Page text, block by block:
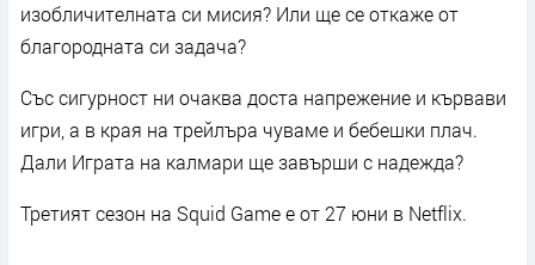
изобличителната си мисия? Или ще се откаже от
благородната си задача?
Със сигурност ни очаква доста напрежение и кървави
игри, а в края на трейлъра чуваме и бебешки плач.
Дали Играта на калмари ще завърши с надежда?
Третият сезон на Squid Game е от 27 юни в Netflix.